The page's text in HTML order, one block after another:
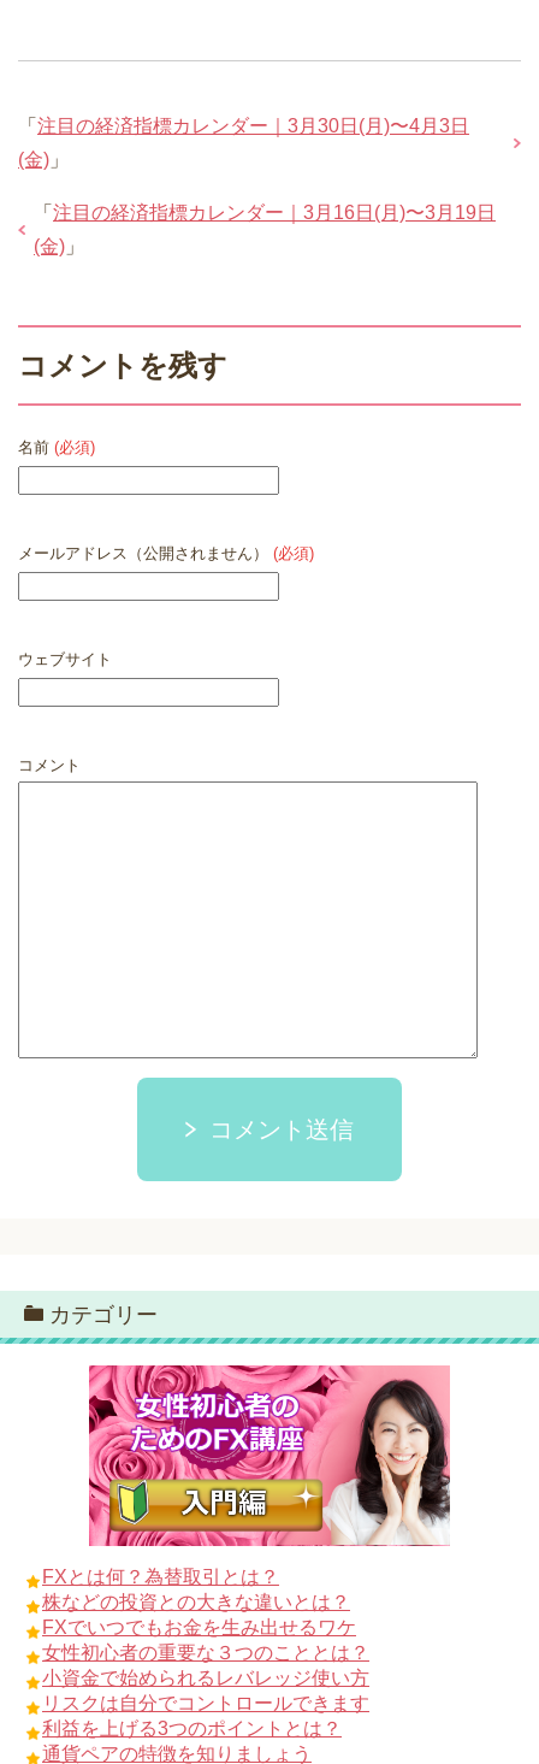
「 注目の経済指標カレンダー｜3月30日(月)〜4月3日
(金) 」
「 注目の経済指標カレンダー｜3月16日(月)〜3月19日
(金) 」
コメントを残す
名前 (必須)
メールアドレス（公開されません） (必須)
ウェブサイト
コメント
コメント送信
カテゴリー
FXとは何？為替取引とは？
株などの投資との大きな違いとは？
FXでいつでもお金を生み出せるワケ
女性初心者の重要な３つのこととは？
小資金で始められるレバレッジ使い方
リスクは自分でコントロールできます
利益を上げる3つのポイントとは？
通貨ペアの特徴を知りましょう